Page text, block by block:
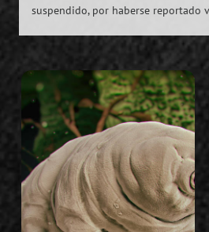
suspendido, por haberse reportado